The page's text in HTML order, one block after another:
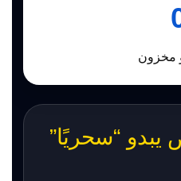
مخزون
يبدو “سحريًا”